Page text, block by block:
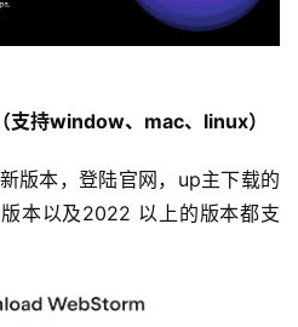
（支持window、mac、linux）
版本，登陆官网，up主下载的
本以及2022 以上的版本都支